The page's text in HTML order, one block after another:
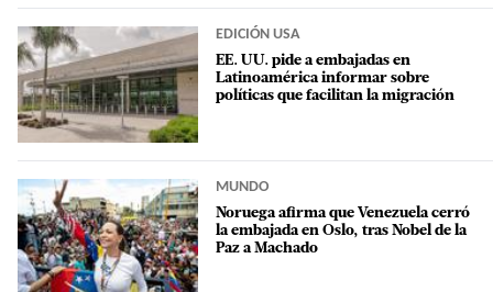
EDICIÓN USA
EE. UU. pide a embajadas en
Latinoamérica informar sobre
políticas que facilitan la migración
MUNDO
Noruega afirma que Venezuela cerró
la embajada en Oslo, tras Nobel de la
Paz a Machado